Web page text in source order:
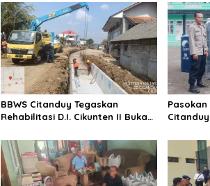
a
v
i
g
a
t
i
o
n
BBWS Citanduy Tegaskan
Rehabilitasi D.I. Cikunten II Bukan
Solusi Jangka Panjang bagi
Pertanian Tasikmalaya
Pasokan